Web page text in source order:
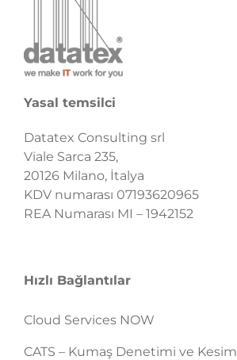
Yasal temsilci
Datatex Consulting srl
Viale Sarca 235,
20126 Milano, İtalya
KDV numarası 07193620965
REA Numarası MI – 1942152
Hızlı Bağlantılar
Cloud Services NOW
CATS – Kumaş Denetimi ve Kesim